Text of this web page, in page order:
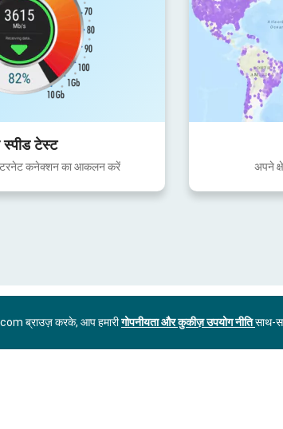
स्पीड टेस्ट
कनेक्शन का आकलन करें अपने
ब्राउज़ करके, आप हमारीगोपनीयता और कुकीज़ उपयोग नीतिसाथ-